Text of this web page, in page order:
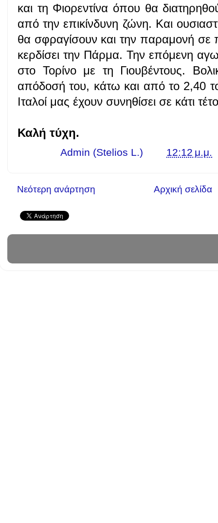
και τη Φιορεντίνα όπου θα
από την επικίνδυνη ζώνη. Και
θα σφραγίσουν και την παραμονή
κερδίσει την Πάρμα. Την επόμενη
στο Τορίνο με τη Γιουβέντους.
απόδοσή του, κάτω και από το 2,40
Ιταλοί μας έχουν συνηθίσει σε κάτι
Καλή τύχη.
Admin (Stelios L.) 12:12 μ.μ.
Νεότερη ανάρτηση Αρχική σελίδα